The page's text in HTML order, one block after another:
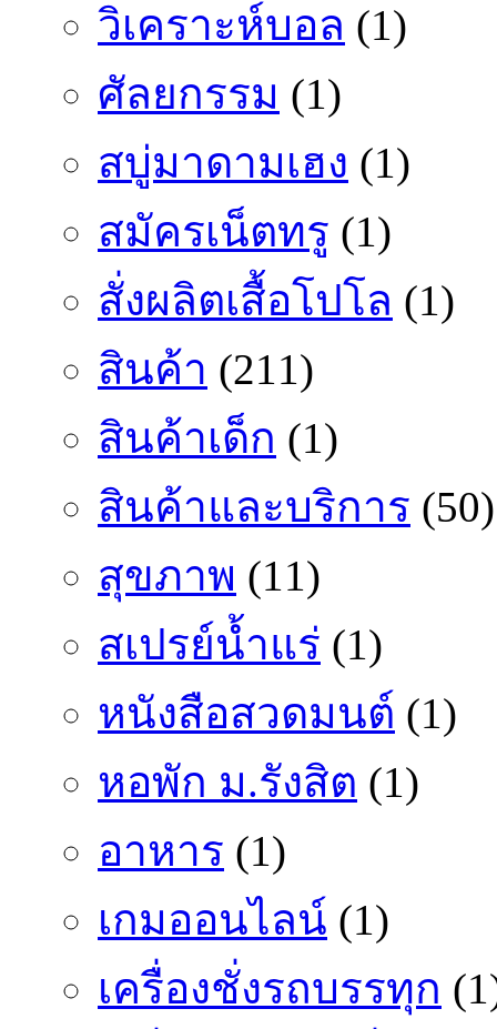
วิเคราะห์บอล (1)
ศัลยกรรม (1)
สบู่มาดามเฮง (1)
สมัครเน็ตทรู (1)
สั่งผลิตเสื้อโปโล (1)
สินค้า (211)
สินค้าเด็ก (1)
สินค้าและบริการ (50)
สุขภาพ (11)
สเปรย์น้ำแร่ (1)
หนังสือสวดมนต์ (1)
หอพัก ม.รังสิต (1)
อาหาร (1)
เกมออนไลน์ (1)
เครื่องชั่งรถบรรทุก